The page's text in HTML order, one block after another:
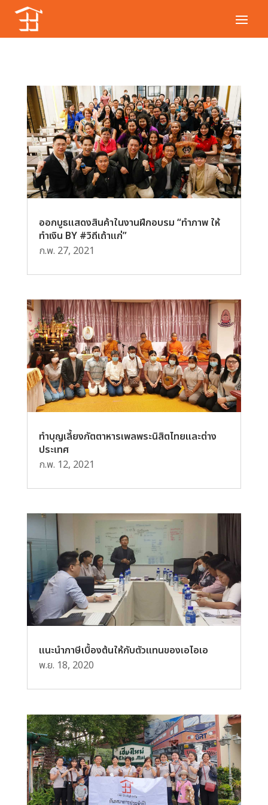
ออกบูธแสดงสินค้าในงานฝีกอบรม “ทำภาพ ให้
ทำเงิน BY #วิถีเถ้าแก่”
ก.พ. 27, 2021
ทำบุญเลี้ยงภัตตาหารเพลพระนิสิตไทยและต่าง
ประเทศ
ก.พ. 12, 2021
แนะนำภาษีเบื้องต้นให้กับตัวแทนของเอไอเอ
พ.ย. 18, 2020